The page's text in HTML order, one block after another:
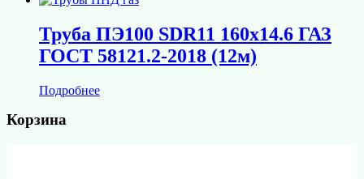
Труба ПЭ100 SDR11 160х14.6 ГАЗ
ГОСТ 58121.2-2018 (12м)
Подробнее
Корзина